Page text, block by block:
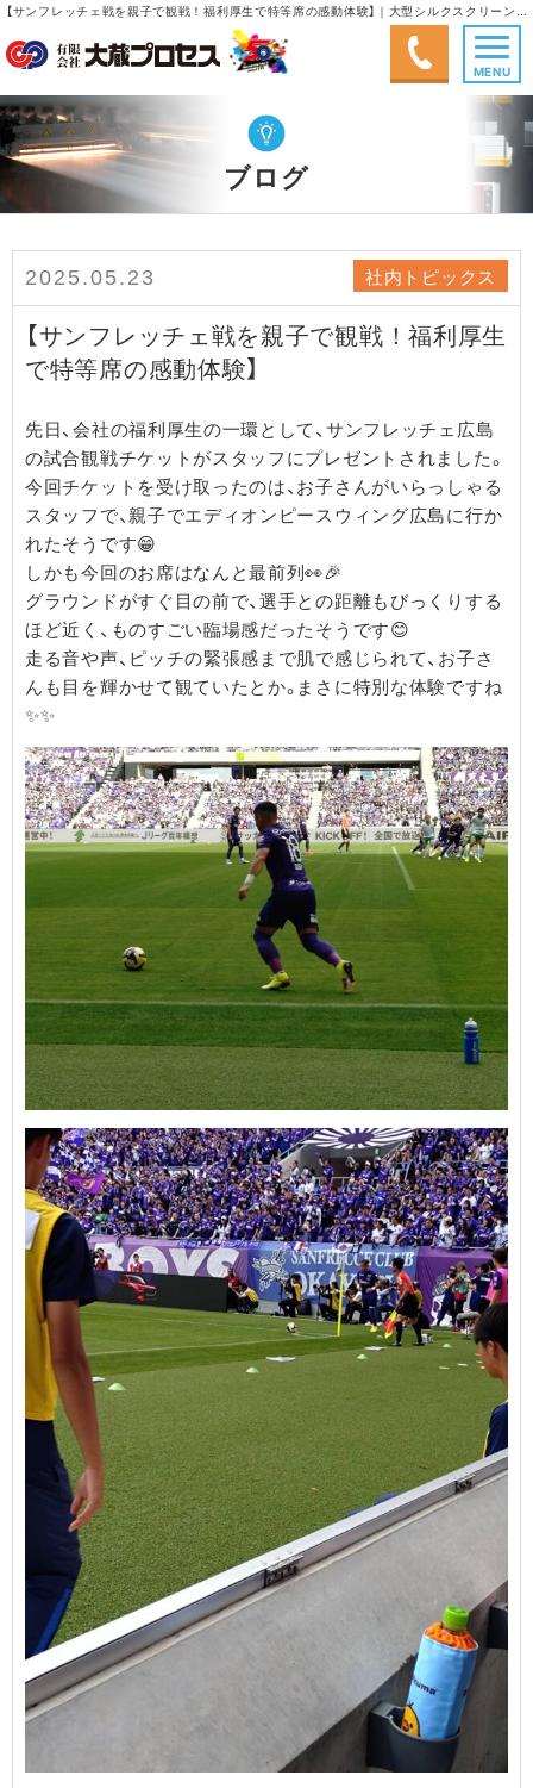
【サンフレッチェ戦を親子で観戦！福利厚生で特等席の感動体験】｜大型シルクスクリーン印刷、大型インクジェット出力、塗画(手書き)｜有限会社大蔵プロセス
MENU
ブログ
2025.05.23 社内トピックス
【サンフレッチェ戦を親子で観戦！福利厚生
で特等席の感動体験】
先日、会社の福利厚生の一環として、サンフレッチェ広島
の試合観戦チケットがスタッフにプレゼントされました。
今回チケットを受け取ったのは、お子さんがいらっしゃる
スタッフで、親子でエディオンピースウィング広島に行か
れたそうです😁
しかも今回のお席はなんと最前列👀🎉
グラウンドがすぐ目の前で、選手との距離もびっくりする
ほど近く、ものすごい臨場感だったそうです😊
走る音や声、ピッチの緊張感まで肌で感じられて、お子さ
んも目を輝かせて観ていたとか。まさに特別な体験ですね
✨✨